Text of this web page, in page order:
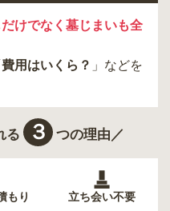
けでなく墓じまいも全
費用はいくら？ 」などを
る ３ つの理由／
もり 立ち会い不要